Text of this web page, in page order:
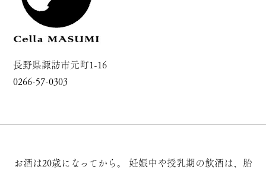
長野県諏訪市元町1-16
0266-57-0303
お酒は20歳になってから。 妊娠中や授乳期の飲酒は、胎